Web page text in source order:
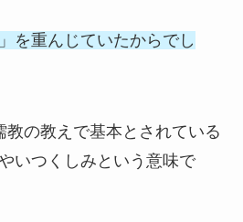
を重んじていたからでし
教の教えで基本とされている
いつくしみという意味で